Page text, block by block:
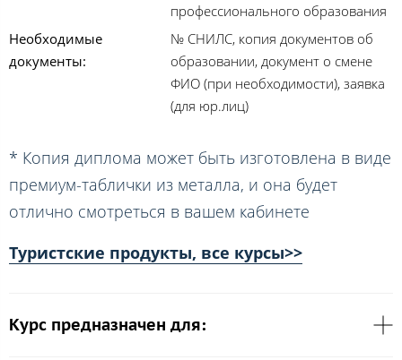
профессионального образования
Необходимые
документы:
№ СНИЛС, копия документов об
образовании, документ о смене
ФИО (при необходимости), заявка
(для юр.лиц)
* Копия диплома может быть изготовлена в виде
премиум-таблички из металла, и она будет
отлично смотреться в вашем кабинете
Туристские продукты, все курсы>>
Курс предназначен для: